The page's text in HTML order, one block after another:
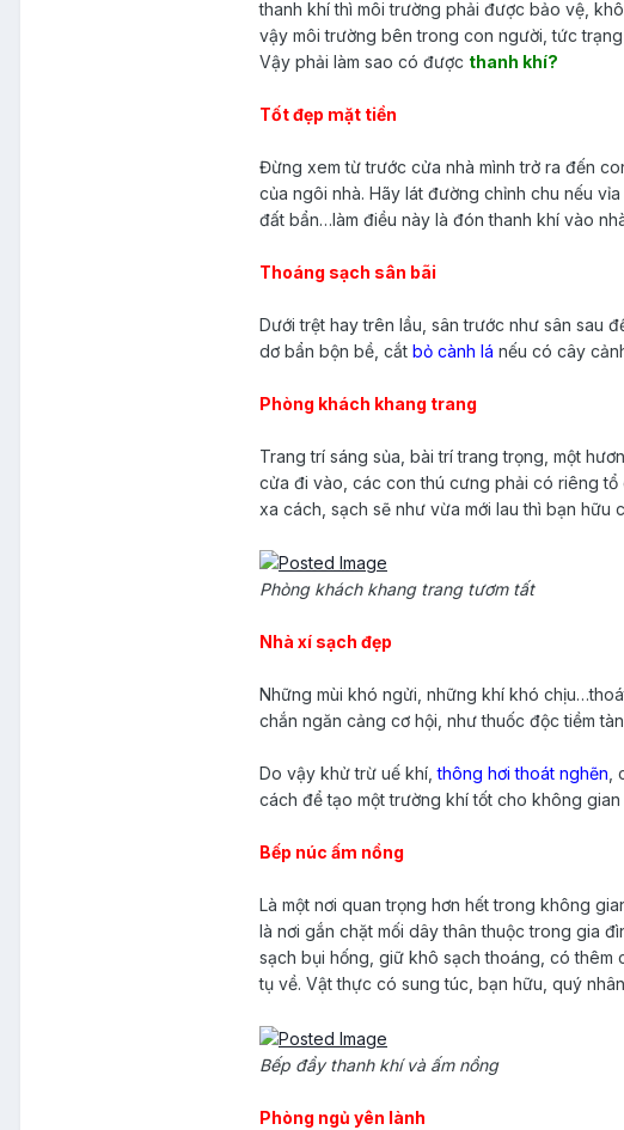
thanh khí thì môi trường phải được bảo vệ,
vậy môi trường bên trong con người, tức
Vậy phải làm sao có được thanh khí?
Tốt đẹp mặt tiền
Đừng xem từ trước cửa nhà mình trở ra đến
của ngôi nhà. Hãy lát đường chỉnh chu nếu
đất bẩn…làm điều này là đón thanh khí vào
Thoáng sạch sân bãi
Dưới trệt hay trên lầu, sân trước như sân sau
dơ bẩn bộn bề, cắt bỏ cành lá nếu có cây
Phòng khách khang trang
Trang trí sáng sủa, bài trí trang trọng, một
cửa đi vào, các con thú cưng phải có riêng
xa cách, sạch sẽ như vừa mới lau thì bạn hữu
Phòng khách khang trang tươm tất
Nhà xí sạch đẹp
Những mùi khó ngửi, những khí khó
chắn ngăn cảng cơ hội, như thuốc độc tiềm
Do vậy khử trừ uế khí, thông hơi thoát nghẽn
cách để tạo một trường khí tốt cho không
Bếp núc ấm nồng
Là một nơi quan trọng hơn hết trong không
là nơi gắn chặt mối dây thân thuộc trong gia
sạch bụi hống, giữ khô sạch thoáng, có thêm
tụ về. Vật thực có sung túc, bạn hữu, quý
Bếp đầy thanh khí và ấm nồng
Phòng ngủ yên lành